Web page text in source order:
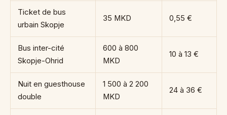
Ticket de bus
urbain Skopje
35 MKD 0,55 €
Bus inter-cité
Skopje-Ohrid
600 à 800
MKD
10 à 13 €
Nuit en guesthouse
double
1 500 à 2 200
MKD
24 à 36 €